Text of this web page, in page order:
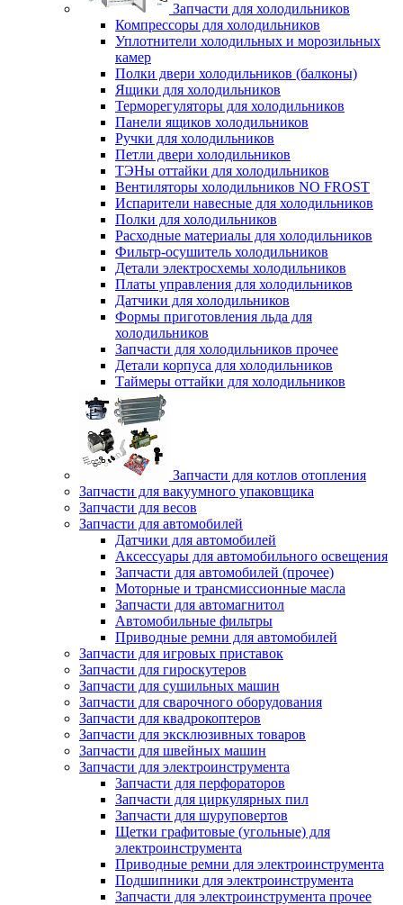
Запчасти для холодильников
Компрессоры для холодильников
Уплотнители холодильных и морозильных
камер
Полки двери холодильников (балконы)
Ящики для холодильников
Терморегуляторы для холодильников
Панели ящиков холодильников
Ручки для холодильников
Петли двери холодильников
ТЭНы оттайки для холодильников
Вентиляторы холодильников NO FROST
Испарители навесные для холодильников
Полки для холодильников
Расходные материалы для холодильников
Фильтр-осушитель холодильников
Детали электросхемы холодильников
Платы управления для холодильников
Датчики для холодильников
Формы приготовления льда для
холодильников
Запчасти для холодильников прочее
Детали корпуса для холодильников
Таймеры оттайки для холодильников
Запчасти для котлов отопления
Запчасти для вакуумного упаковщика
Запчасти для весов
Запчасти для автомобилей
Датчики для автомобилей
Аксессуары для автомобильного освещения
Запчасти для автомобилей (прочее)
Моторные и трансмиссионные масла
Запчасти для автомагнитол
Автомобильные фильтры
Приводные ремни для автомобилей
Запчасти для игровых приставок
Запчасти для гироскутеров
Запчасти для сушильных машин
Запчасти для сварочного оборудования
Запчасти для квадрокоптеров
Запчасти для эксклюзивных товаров
Запчасти для швейных машин
Запчасти для электроинструмента
Запчасти для перфораторов
Запчасти для циркулярных пил
Запчасти для шуруповертов
Щетки графитовые (угольные) для
электроинструмента
Приводные ремни для электроинструмента
Подшипники для электроинструмента
Запчасти для электроинструмента прочее